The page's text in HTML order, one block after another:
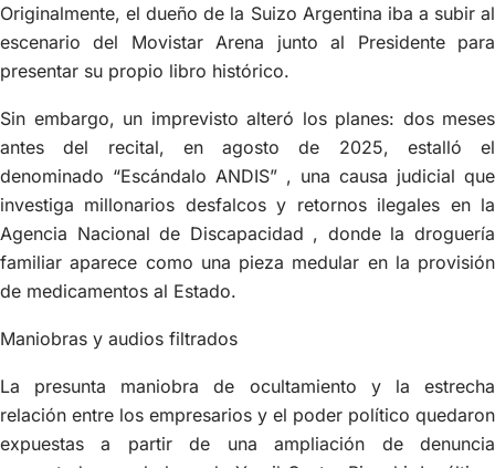
Originalmente, el dueño de la Suizo Argentina iba a subir al
escenario del Movistar Arena junto al Presidente para
presentar su propio libro histórico.
Sin embargo, un imprevisto alteró los planes: dos meses
antes del recital, en agosto de 2025, estalló el
denominado “Escándalo ANDIS” , una causa judicial que
investiga millonarios desfalcos y retornos ilegales en la
Agencia Nacional de Discapacidad , donde la droguería
familiar aparece como una pieza medular en la provisión
de medicamentos al Estado.
Maniobras y audios filtrados
La presunta maniobra de ocultamiento y la estrecha
relación entre los empresarios y el poder político quedaron
expuestas a partir de una ampliación de denuncia